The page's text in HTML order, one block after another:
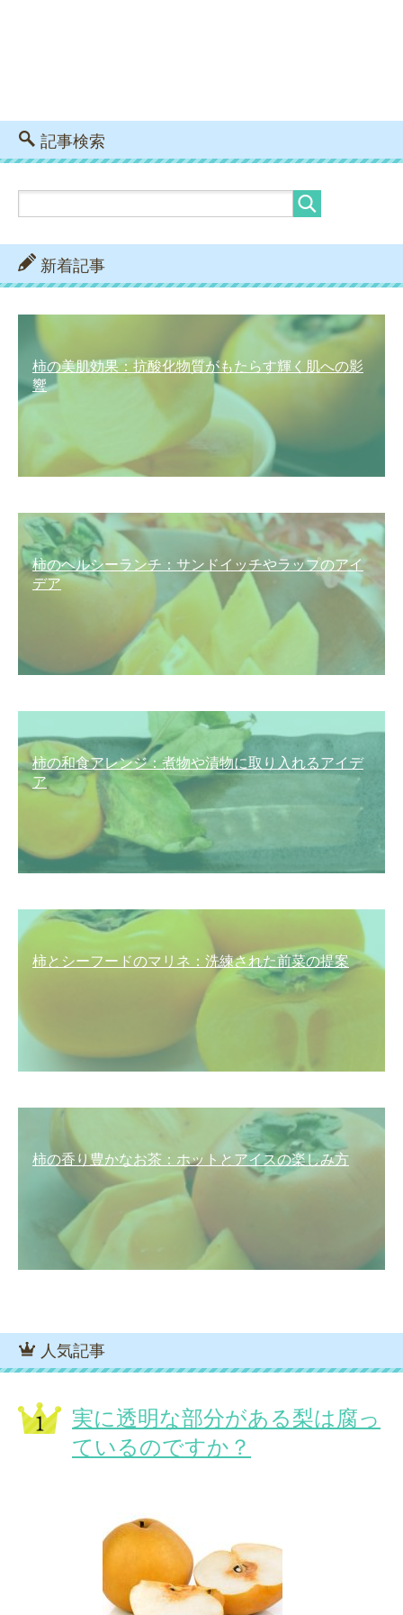
記事検索
新着記事
柿の美肌効果：抗酸化物質がもたらす輝く肌への影
響
柿のヘルシーランチ：サンドイッチやラップのアイ
デア
柿の和食アレンジ：煮物や漬物に取り入れるアイデ
ア
柿とシーフードのマリネ：洗練された前菜の提案
柿の香り豊かなお茶：ホットとアイスの楽しみ方
人気記事
実に透明な部分がある梨は腐っ
ているのですか？